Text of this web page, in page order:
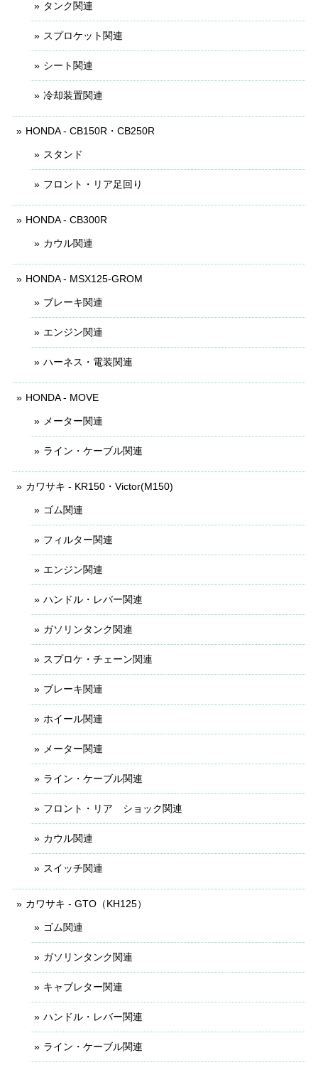
タンク関連
スプロケット関連
シート関連
冷却装置関連
HONDA - CB150R・CB250R
スタンド
フロント・リア足回り
HONDA - CB300R
カウル関連
HONDA - MSX125-GROM
ブレーキ関連
エンジン関連
ハーネス・電装関連
HONDA - MOVE
メーター関連
ライン・ケーブル関連
カワサキ - KR150・Victor(M150)
ゴム関連
フィルター関連
エンジン関連
ハンドル・レバー関連
ガソリンタンク関連
スプロケ・チェーン関連
ブレーキ関連
ホイール関連
メーター関連
ライン・ケーブル関連
フロント・リア ショック関連
カウル関連
スイッチ関連
カワサキ - GTO（KH125）
ゴム関連
ガソリンタンク関連
キャブレター関連
ハンドル・レバー関連
ライン・ケーブル関連